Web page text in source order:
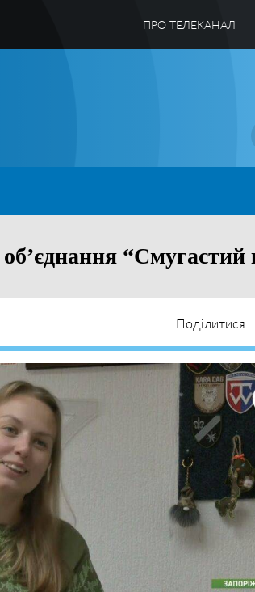
ПРО ТЕЛЕКАНАЛ
“Смугастий
Поділитися: